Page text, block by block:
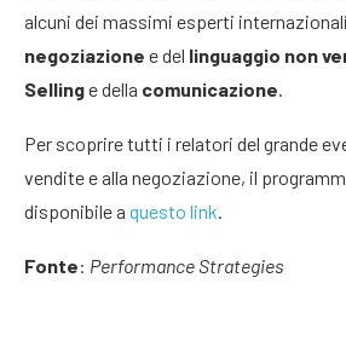
alcuni dei massimi esperti
negoziazione e del linguaggio non
Sellinge della comunicazione.
Per scoprire tutti i relatori del grande
vendite e alla negoziazione, il
disponibile a questo link.
Fonte: Performance Strategies